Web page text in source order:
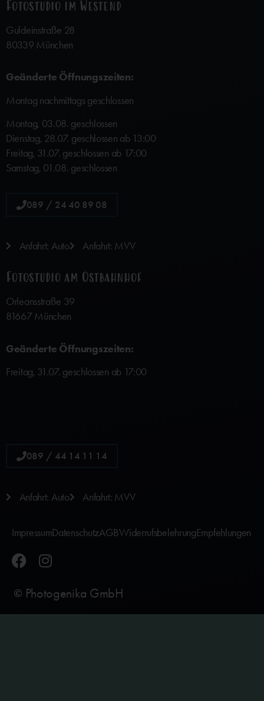
Fotostudio im Westend
Guldeinstraße 28
80339 München
Geänderte Öffnungszeiten:
Montag nachmittags geschlossen
Montag, 03.08. geschlossen
Dienstag, 28.07. geschlossen ab 13:00
Freitag, 31.07. geschlossen ab 17:00
Samstag, 01.08. geschlossen
089 / 24 40 89 08
Anfahrt: Auto Anfahrt: MVV
Fotostudio am Ostbahnhof
Orleansstraße 39
81667 München
Geänderte Öffnungszeiten:
Freitag, 31.07. geschlossen ab 17:00
089 / 44 14 11 14
Anfahrt: Auto Anfahrt: MVV
ImpressumDatenschutzAGBWiderrufsbelehrungEmpfehlungen
Photogenika GmbH